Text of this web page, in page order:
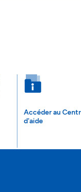
Accéder au
d'aide